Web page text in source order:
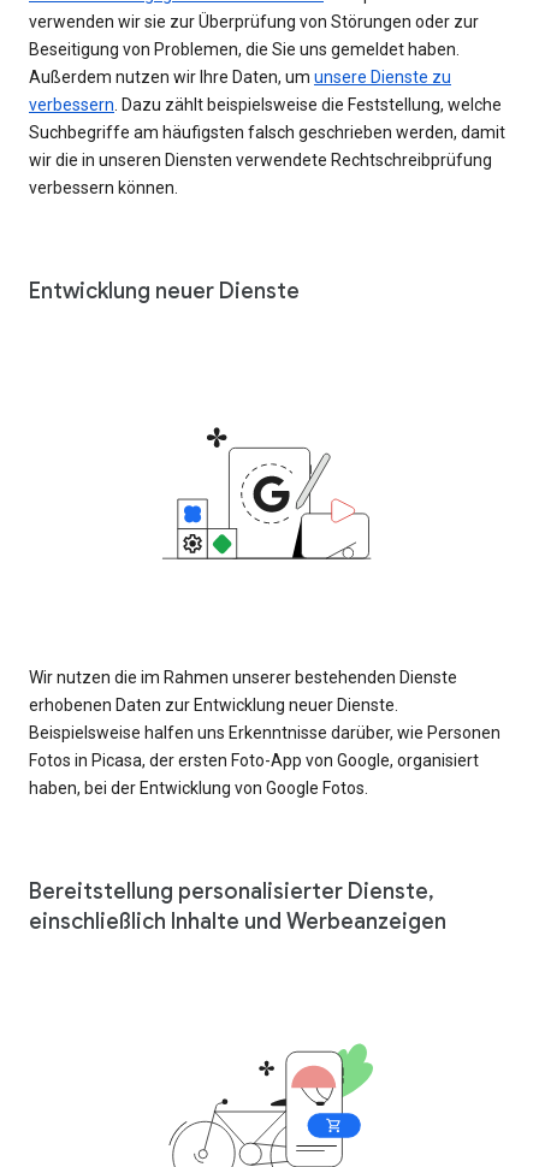
verwenden wir sie zur Überprüfung von Störungen oder zur
Beseitigung von Problemen, die Sie uns gemeldet haben.
Außerdem nutzen wir Ihre Daten, um unsere Dienste zu
verbessern . Dazu zählt beispielsweise die Feststellung, welche
Suchbegriffe am häufigsten falsch geschrieben werden, damit
wir die in unseren Diensten verwendete Rechtschreibprüfung
verbessern können.
Entwicklung neuer Dienste
Wir nutzen die im Rahmen unserer bestehenden Dienste
erhobenen Daten zur Entwicklung neuer Dienste.
Beispielsweise halfen uns Erkenntnisse darüber, wie Personen
Fotos in Picasa, der ersten Foto-App von Google, organisiert
haben, bei der Entwicklung von Google Fotos.
Bereitstellung personalisierter Dienste,
einschließlich Inhalte und Werbeanzeigen